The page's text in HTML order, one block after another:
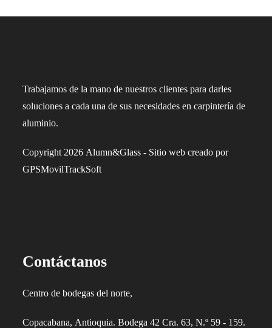
Trabajamos de la mano de nuestros clientes para darles
soluciones a cada una de sus necesidades en carpintería de
aluminio.
Copyright 2026 Alumn&Glass - Sitio web creado por
GPSMovilTrackSoft
Contáctanos
Centro de bodegas del norte,
Copacabana, Antioquia. Bodega 42 Cra. 63, N.º 59 - 159.